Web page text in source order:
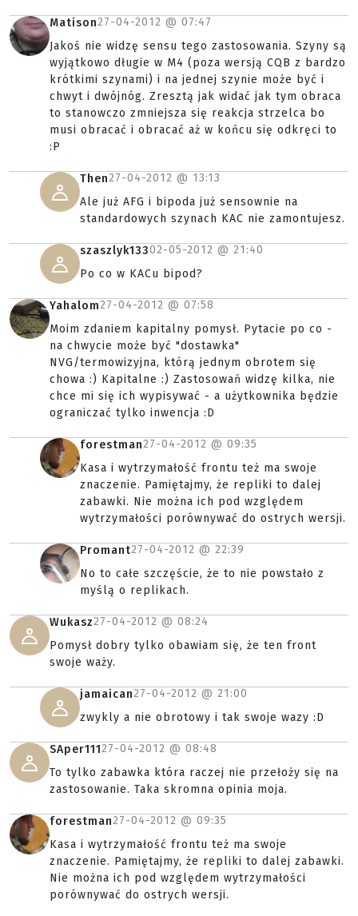
Matison27-04-2012 @ 07:47
Jakoś nie widzę sensu tego zastosowania. Szyny są
wyjątkowo długie w M4 (poza wersją CQB z bardzo
krótkimi szynami) i na jednej szynie może być i
chwyt i dwójnóg. Zresztą jak widać jak tym obraca
to stanowczo zmniejsza się reakcja strzelca bo
musi obracać i obracać aż w końcu się odkręci to
:P
Then27-04-2012 @ 13:13
Ale już AFG i bipoda już sensownie na
standardowych szynach KAC nie zamontujesz.
szaszlyk13302-05-2012 @ 21:40
Po co w KACu bipod?
Yahalom27-04-2012 @ 07:58
Moim zdaniem kapitalny pomysł. Pytacie po co -
na chwycie może być "dostawka"
NVG/termowizyjna, którą jednym obrotem się
chowa :) Kapitalne :) Zastosowań widzę kilka, nie
chce mi się ich wypisywać - a użytkownika będzie
ograniczać tylko inwencja :D
forestman27-04-2012 @ 09:35
Kasa i wytrzymałość frontu też ma swoje
znaczenie. Pamiętajmy, że repliki to dalej
zabawki. Nie można ich pod względem
wytrzymałości porównywać do ostrych wersji.
Promant27-04-2012 @ 22:39
No to całe szczęście, że to nie powstało z
myślą o replikach.
Wukasz27-04-2012 @ 08:24
Pomysł dobry tylko obawiam się, że ten front
swoje waży.
jamaican27-04-2012 @ 21:00
zwykly a nie obrotowy i tak swoje wazy :D
SAper11127-04-2012 @ 08:48
To tylko zabawka która raczej nie przełoży się na
zastosowanie. Taka skromna opinia moja.
forestman27-04-2012 @ 09:35
Kasa i wytrzymałość frontu też ma swoje
znaczenie. Pamiętajmy, że repliki to dalej zabawki.
Nie można ich pod względem wytrzymałości
porównywać do ostrych wersji.